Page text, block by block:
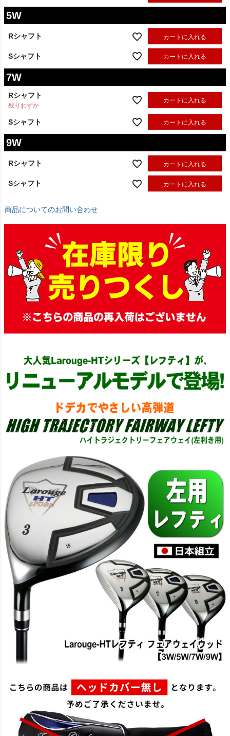
5W
Rシャフト カートに入れる
Sシャフト カートに入れる
7W
Rシャフト
残りわずか
カートに入れる
Sシャフト カートに入れる
9W
Rシャフト カートに入れる
Sシャフト カートに入れる
商品についてのお問い合わせ